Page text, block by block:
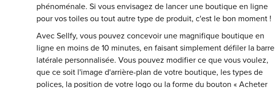
phénoménale. Si vous envisagez de lancer une boutique en ligne
pour vos toiles ou tout autre type de produit, c'est le bon moment !
Avec Sellfy, vous pouvez concevoir une magnifique boutique en
ligne en moins de 10 minutes, en faisant simplement défiler la barre
latérale personnalisée. Vous pouvez modifier ce que vous voulez,
que ce soit l'image d'arrière-plan de votre boutique, les types de
polices, la position de votre logo ou la forme du bouton « Acheter